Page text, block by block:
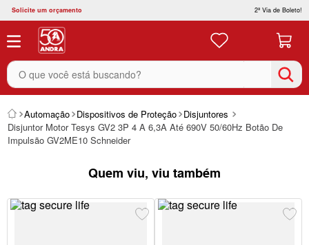
Solicite um orçamento 2ª Via de Boleto!
O que você está buscando?
Automação Dispositivos de Proteção Disjuntores
Disjuntor Motor Tesys GV2 3P 4 A 6,3A Até 690V 50/60Hz Botão De
Impulsão GV2ME10 Schneider
Quem viu, viu também